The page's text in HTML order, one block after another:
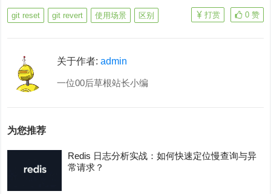
git reset git revert 使用场景 区别 0 赞
打赏
关于作者:admin
一位00后草根站长小编
为您推荐
Redis 日志分析实战：如何快速定位慢查询与异
常请求？